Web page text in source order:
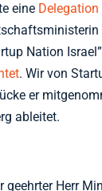
eine Delegation
Nation
. Wir von
er
ableitet.
geehrter Herr